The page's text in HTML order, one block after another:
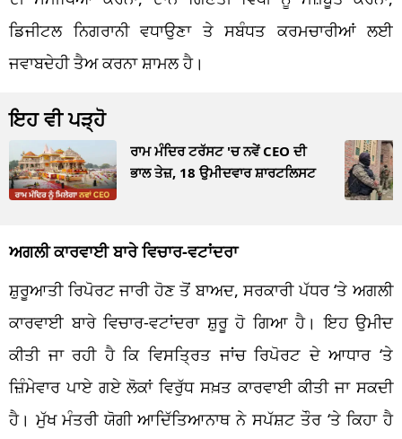
ਡਿਜੀਟਲ ਨਿਗਰਾਨੀ ਵਧਾਉਣਾ ਤੇ ਸਬੰਧਤ ਕਰਮਚਾਰੀਆਂ ਲਈ
ਜਵਾਬਦੇਹੀ ਤੈਅ ਕਰਨਾ ਸ਼ਾਮਲ ਹੈ।
ਇਹ ਵੀ ਪੜ੍ਹੋ
ਰਾਮ ਮੰਦਿਰ ਟਰੱਸਟ 'ਚ ਨਵੇਂ CEO ਦੀ
ਭਾਲ ਤੇਜ਼, 18 ਉਮੀਦਵਾਰ ਸ਼ਾਰਟਲਿਸਟ
ਅਗਲੀ ਕਾਰਵਾਈ ਬਾਰੇ ਵਿਚਾਰ-ਵਟਾਂਦਰਾ
ਸ਼ੁਰੂਆਤੀ ਰਿਪੋਰਟ ਜਾਰੀ ਹੋਣ ਤੋਂ ਬਾਅਦ, ਸਰਕਾਰੀ ਪੱਧਰ ‘ਤੇ ਅਗਲੀ
ਕਾਰਵਾਈ ਬਾਰੇ ਵਿਚਾਰ-ਵਟਾਂਦਰਾ ਸ਼ੁਰੂ ਹੋ ਗਿਆ ਹੈ। ਇਹ ਉਮੀਦ
ਕੀਤੀ ਜਾ ਰਹੀ ਹੈ ਕਿ ਵਿਸਤ੍ਰਿਤ ਜਾਂਚ ਰਿਪੋਰਟ ਦੇ ਆਧਾਰ ‘ਤੇ
ਜ਼ਿੰਮੇਵਾਰ ਪਾਏ ਗਏ ਲੋਕਾਂ ਵਿਰੁੱਧ ਸਖ਼ਤ ਕਾਰਵਾਈ ਕੀਤੀ ਜਾ ਸਕਦੀ
ਹੈ। ਮੁੱਖ ਮੰਤਰੀ ਯੋਗੀ ਆਦਿੱਤਿਆਨਾਥ ਨੇ ਸਪੱਸ਼ਟ ਤੌਰ ‘ਤੇ ਕਿਹਾ ਹੈ